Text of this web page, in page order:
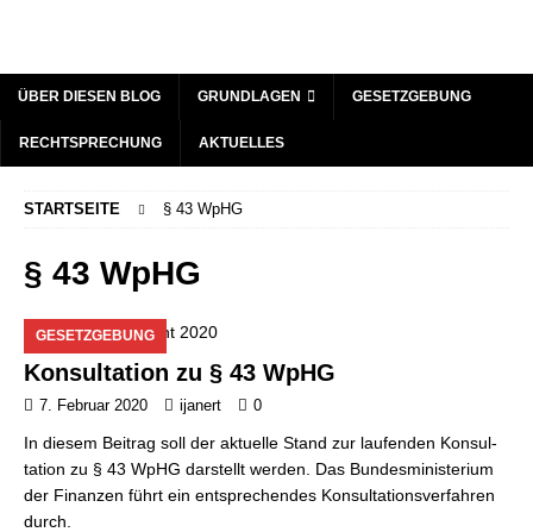
ÜBER DIESEN BLOG GRUNDLAGEN GESETZGEBUNG
RECHTSPRECHUNG AKTUELLES
STARTSEITE § 43 WpHG
§ 43 WpHG
GESETZGEBUNG
Konsultation zu § 43 WpHG
7. Februar 2020 ijanert 0
In diesem Beitrag soll der aktuelle Stand zur laufenden Kon­sul­
ta­ti­on zu § 43 WpHG darstellt werden. Das Bundesministerium
der Finanzen führt ein entsprechendes Konsultationsverfahren
durch.